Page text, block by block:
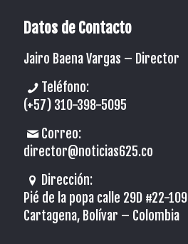
Datos de Contacto
Jairo Baena Vargas – Director
Teléfono:
(+57) 310-398-5095
Correo:
director@noticias625.co
Dirección:
Pié de la popa calle 29D #22-109
Cartagena, Bolívar – Colombia